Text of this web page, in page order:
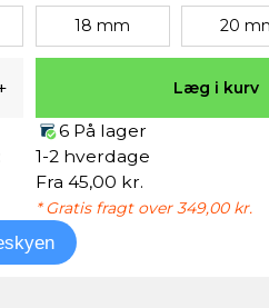
18 mm 20
Læg i kurv
6 På lager
1-2 hverdage
Fra 45,00 kr.
* Gratis fragt over 349,00 kr.